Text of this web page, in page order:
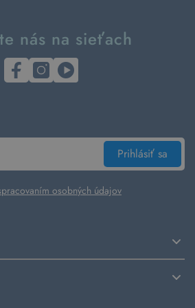
nás na sieťach
Prihlásiť sa
osobných údajov